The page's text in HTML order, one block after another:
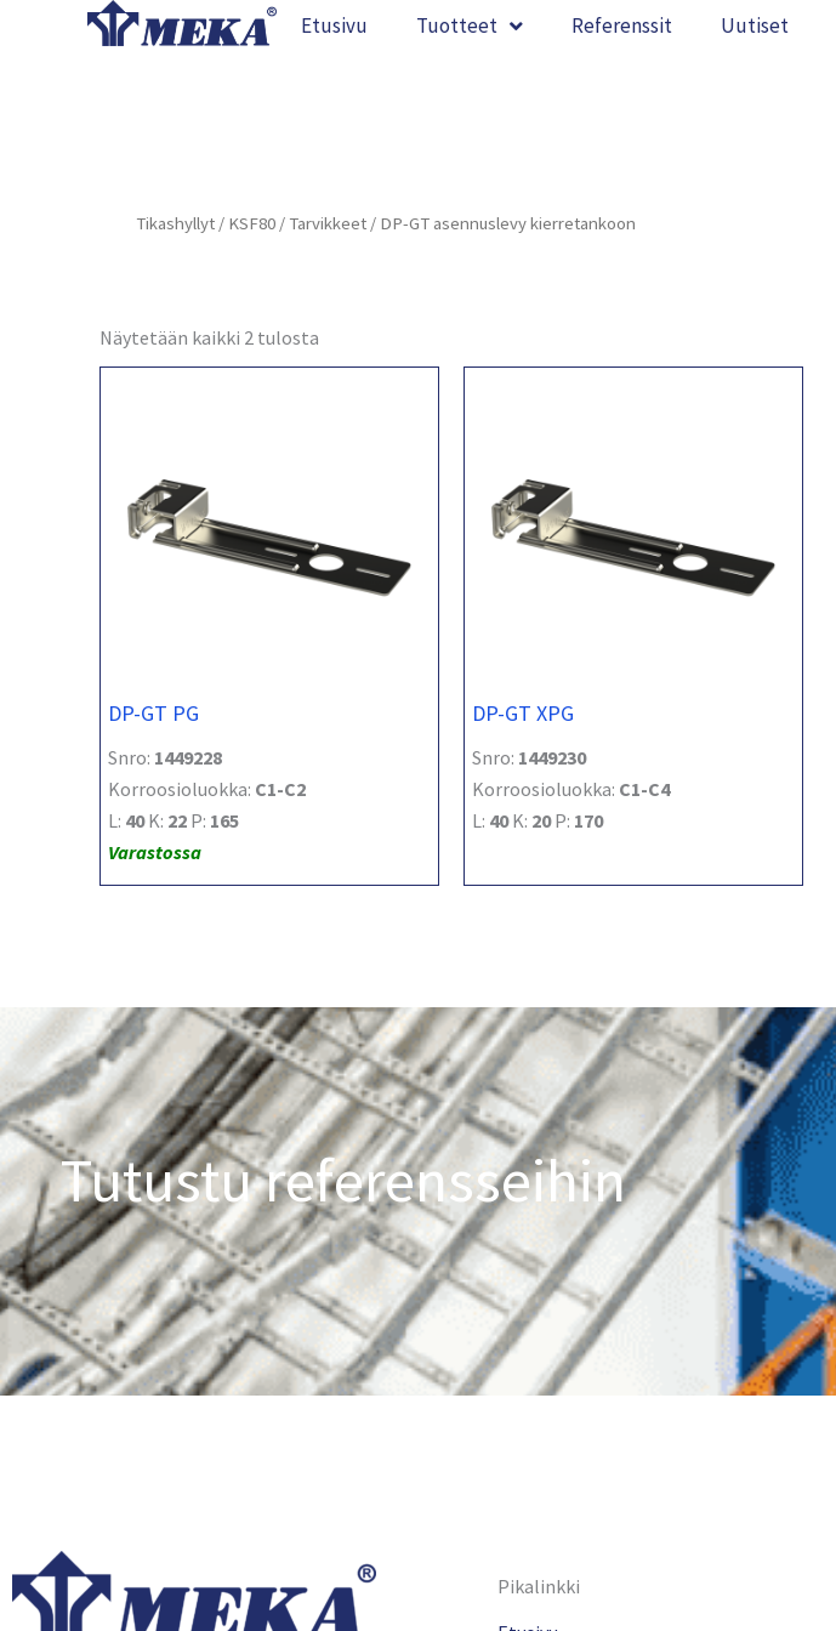
Etusivu Tuotteet Referenssit Uutiset
Tikashyllyt / KSF80 / Tarvikkeet / DP-GT asennuslevy kierretankoon
Näytetään kaikki 2 tulosta
DP-GT PG
Snro: 1449228
Korroosioluokka: C1-C2
L: 40K: 22 P: 165
Varastossa
DP-GT XPG
Snro: 1449230
Korroosioluokka: C1-C4
L: 40K: 20P: 170
Tutustu referensseihin
Pikalinkki